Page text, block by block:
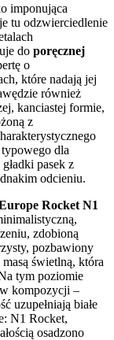
imponująca
tu odzwierciedlenie
do poręcznej
o
które nadają jej
również
kanciastej formie,
z
dla
pasek z
odcieniu.
Rocket N1
zdobioną
pozbawiony
masą świetlną, która
tym poziomie
kompozycji –
uzupełniają białe
N1 Rocket,
osadzono